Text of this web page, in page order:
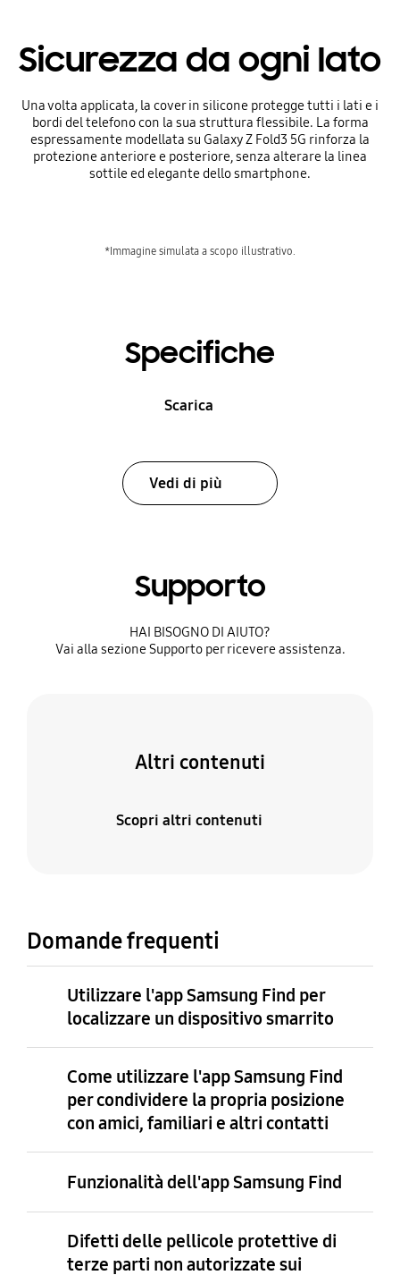
Sicurezza da ogni lato
Una volta applicata, la cover in silicone protegge tutti i lati e i
bordi del telefono con la sua struttura flessibile. La forma
espressamente modellata su Galaxy Z Fold3 5G rinforza la
protezione anteriore e posteriore, senza alterare la linea
sottile ed elegante dello smartphone.
*Immagine simulata a scopo illustrativo.
Specifiche
Scarica
Vedi di più
Supporto
HAI BISOGNO DI AIUTO?​
Vai alla sezione Supporto per ricevere assistenza.​
Altri contenuti
Scopri altri contenuti
Domande frequenti
Utilizzare l'app Samsung Find per
localizzare un dispositivo smarrito
Come utilizzare l'app Samsung Find
per condividere la propria posizione
con amici, familiari e altri contatti
Funzionalità dell'app Samsung Find
Difetti delle pellicole protettive di
terze parti non autorizzate sui